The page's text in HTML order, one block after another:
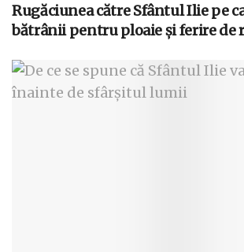
Rugăciunea către Sfântul Ilie pe
bătrânii pentru ploaie și ferire de